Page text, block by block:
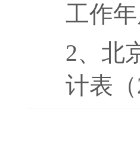
工作
2、 北
计表